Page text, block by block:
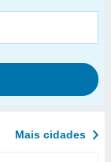
Mais cidades